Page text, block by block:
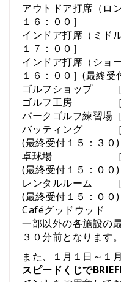
アウトドア打席（ロ
１６：００］
インドア打席（ミド
１７：００］
インドア打席（ショ
１６：００］(最終受
ゴルフショップ ［
ゴルフ工房 ［
パークゴルフ練習場［
バッティング ［１
(最終受付１５：３０)
卓球場 ［１０
(最終受付１５：００)
レンタルルーム ［
(最終受付１５：００)
Caféグッドウッド
一部以外の各施設の
３０分前となります。
また、１月１日～１
スピードくじで